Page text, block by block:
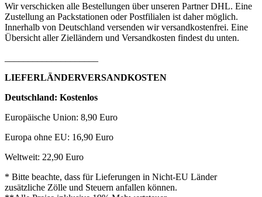
Wir verschicken alle Bestellungen über unseren Partner DHL. Eine
Zustellung an Packstationen oder Postfilialen ist daher möglich.
Innerhalb von Deutschland versenden wir versandkostenfrei. Eine
Übersicht aller Zielländern und Versandkosten findest du unten.
LIEFERLÄNDERVERSANDKOSTEN
Deutschland: Kostenlos
Europäische Union: 8,90 Euro
Europa ohne EU: 16,90 Euro
Weltweit: 22,90 Euro
* Bitte beachte, dass für Lieferungen in Nicht-EU Länder
zusätzliche Zölle und Steuern anfallen können.